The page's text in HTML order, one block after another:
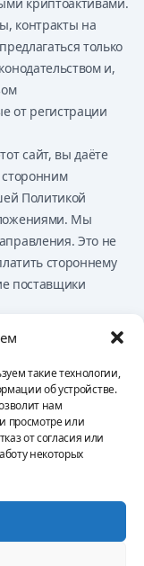
такие технологии,
об устройстве.
нам
просмотре или
от согласия или
некоторых
контракты на
только
и,
от регистрации
сайт, вы даёте
Политикой
Мы
Это не
стороннему
поставщики
юридический
по покупке,
продуктом.
за свои
положения